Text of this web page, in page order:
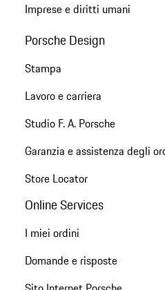
Imprese e diritti umani
Porsche Design
Stampa
Lavoro e carriera
Studio F. A. Porsche
Garanzia e assistenza degli
Store Locator
Online Services
I miei ordini
Domande e risposte